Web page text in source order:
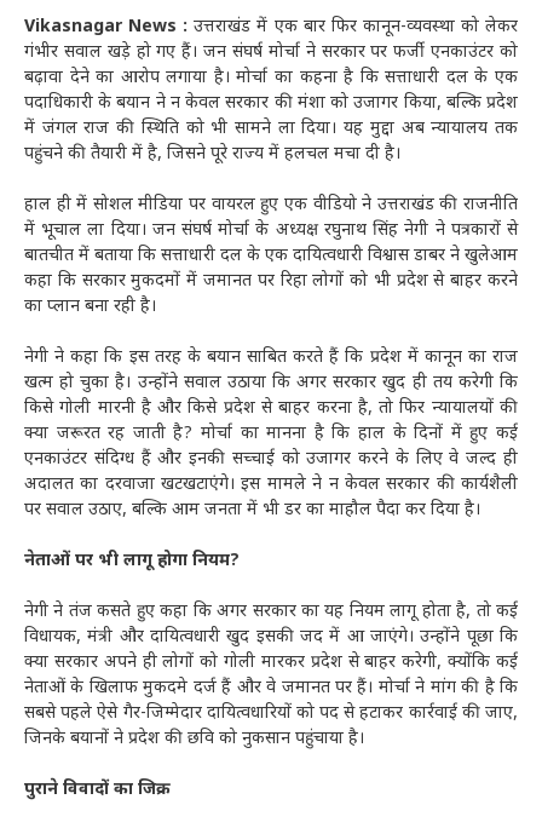
Vikasnagar News :उत्तराखंड में एक बार फिर कानून-व्यवस्था को लेकर
गंभीर सवाल खड़े हो गए हैं। जन संघर्ष मोर्चा ने सरकार पर फर्जी एनकाउंटर को
बढ़ावा देने का आरोप लगाया है। मोर्चा का कहना है कि सत्ताधारी दल के एक
पदाधिकारी के बयान ने न केवल सरकार की मंशा को उजागर किया, बल्कि प्रदेश
में जंगल राज की स्थिति को भी सामने ला दिया। यह मुद्दा अब न्यायालय तक
पहुंचने की तैयारी में है, जिसने पूरे राज्य में हलचल मचा दी है।
हाल ही में सोशल मीडिया पर वायरल हुए एक वीडियो ने उत्तराखंड की राजनीति
में भूचाल ला दिया। जन संघर्ष मोर्चा के अध्यक्ष रघुनाथ सिंह नेगी ने पत्रकारों से
बातचीत में बताया कि सत्ताधारी दल के एक दायित्वधारी विश्वास डाबर ने खुलेआम
कहा कि सरकार मुकदमों में जमानत पर रिहा लोगों को भी प्रदेश से बाहर करने
का प्लान बना रही है।
नेगी ने कहा कि इस तरह के बयान साबित करते हैं कि प्रदेश में कानून का राज
खत्म हो चुका है। उन्होंने सवाल उठाया कि अगर सरकार खुद ही तय करेगी कि
किसे गोली मारनी है और किसे प्रदेश से बाहर करना है, तो फिर न्यायालयों की
क्या जरूरत रह जाती है? मोर्चा का मानना है कि हाल के दिनों में हुए कई
एनकाउंटर संदिग्ध हैं और इनकी सच्चाई को उजागर करने के लिए वे जल्द ही
अदालत का दरवाजा खटखटाएंगे। इस मामले ने न केवल सरकार की कार्यशैली
पर सवाल उठाए, बल्कि आम जनता में भी डर का माहौल पैदा कर दिया है।
नेताओं पर भी लागू होगा नियम?
नेगी ने तंज कसते हुए कहा कि अगर सरकार का यह नियम लागू होता है, तो कई
विधायक, मंत्री और दायित्वधारी खुद इसकी जद में आ जाएंगे। उन्होंने पूछा कि
क्या सरकार अपने ही लोगों को गोली मारकर प्रदेश से बाहर करेगी, क्योंकि कई
नेताओं के खिलाफ मुकदमे दर्ज हैं और वे जमानत पर हैं। मोर्चा ने मांग की है कि
सबसे पहले ऐसे गैर-जिम्मेदार दायित्वधारियों को पद से हटाकर कार्रवाई की जाए,
जिनके बयानों ने प्रदेश की छवि को नुकसान पहुंचाया है।
पुराने विवादों का जिक्र